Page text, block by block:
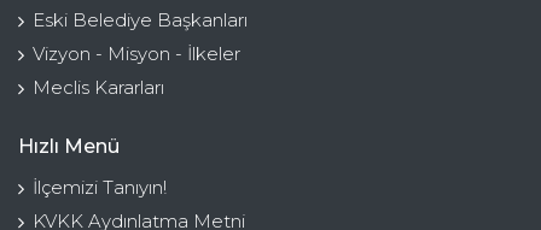
Eski Belediye Başkanları
Vizyon - Misyon - İlkeler
Meclis Kararları
Hızlı Menü
İlçemizi Tanıyın!
KVKK Aydınlatma Metni